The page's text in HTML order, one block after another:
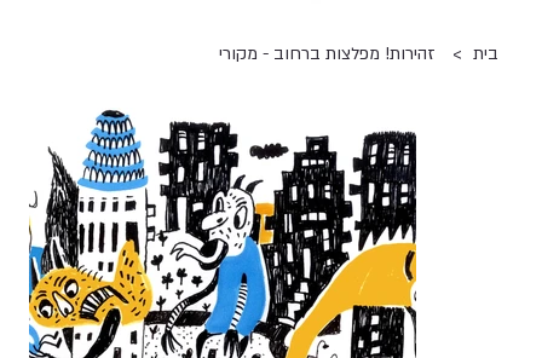
בית > זהירות! מפלצות ברחוב - מקורי